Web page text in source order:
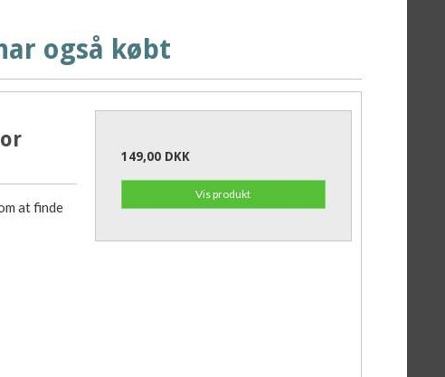
også købt
at finde
149,00 DKK
Vis produkt